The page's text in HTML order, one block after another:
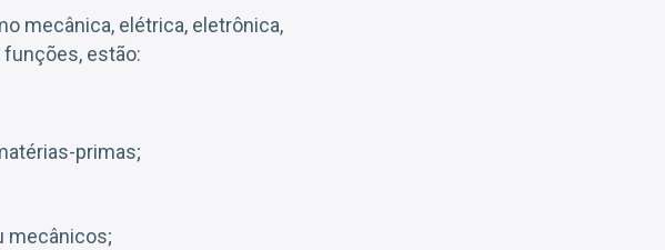
mecânica, elétrica, eletrônica,
estão:
primas;
mecânicos;